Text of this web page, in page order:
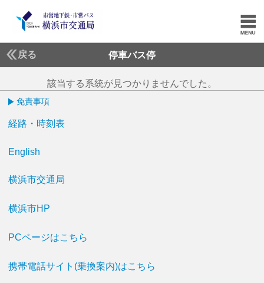
戻る 停車バス停
該当する系統が見つかりませんでした。
免責事項
経路・時刻表
English
横浜市交通局
横浜市HP
PCページはこちら
携帯電話サイト(乗換案内)はこちら